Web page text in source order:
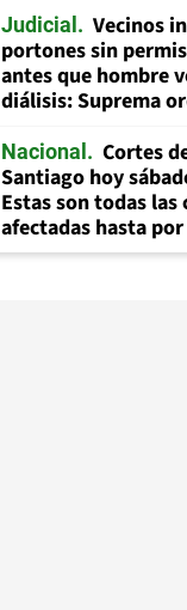
Judicial
Vecinos
portones sin
antes que hombre
diálisis: Suprema
Nacional
Cortes
Santiago hoy
Estas son todas las
afectadas hasta